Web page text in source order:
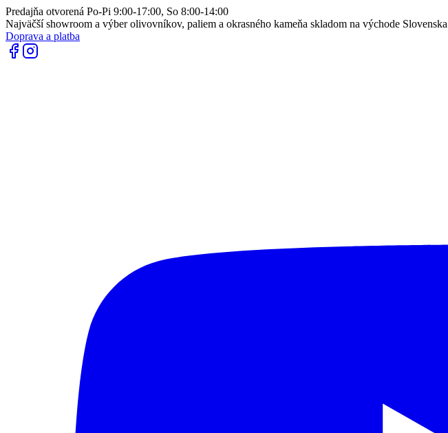
Predajňa otvorená Po-Pi 9:00-17:00, So 8:00-14:00
Najväčší showroom a výber olivovníkov, paliem a okrasného kameňa skladom na východe Slovenska
Doprava a platba